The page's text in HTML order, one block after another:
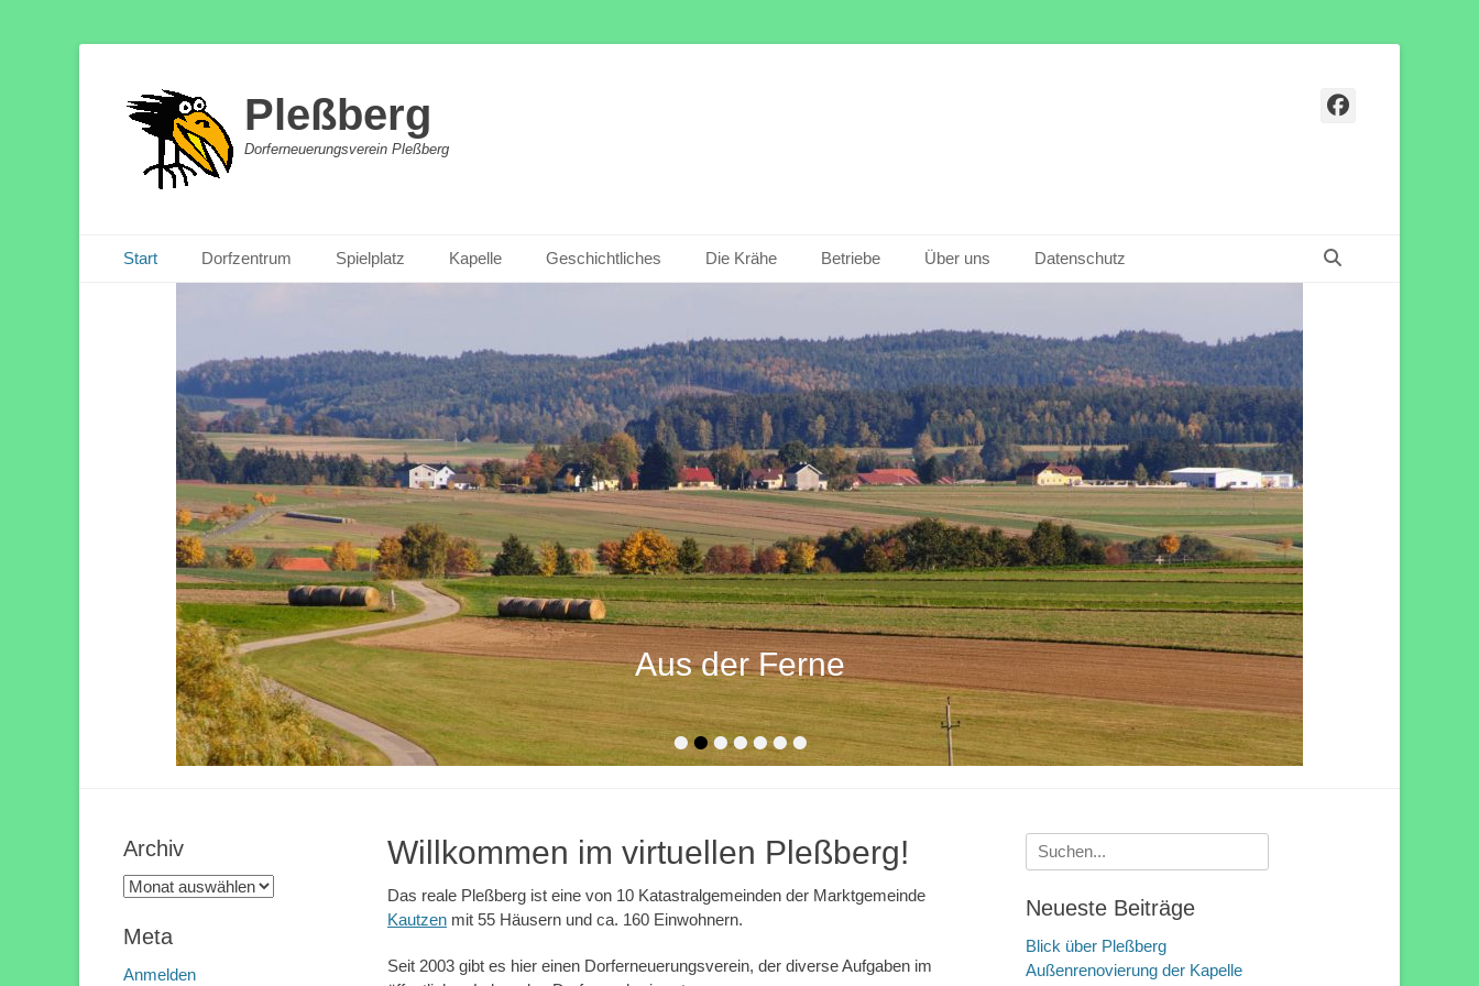
Pleßberg
Dorferneuerungsverein Pleßberg
Facebook
Primäres Menü
Inhalt
Start Dorfzentrum Spielplatz Kapelle Geschichtliches Die Krähe Betriebe Über uns Datenschutz
•••••••
Aus der Ferne
Veröffentlicht am Von Webmaster
Willkommen im virtuellen Pleßberg!
Das reale Pleßberg ist eine von 10 Katastralgemeinden der Marktgemeinde
Kautzen mit 55 Häusern und ca. 160 Einwohnern.
Seit 2003 gibt es hier einen Dorferneuerungsverein, der diverse Aufgaben im
Suchen
nach:
Neueste Beiträge
Blick über Pleßberg
Außenrenovierung der Kapelle
Archiv
Archiv
Meta
Anmelden